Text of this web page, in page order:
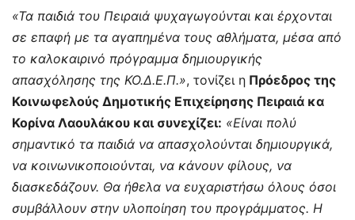
«Τα παιδιά του Πειραιά ψυχαγωγούνται και έρχονται
σε επαφή με τα αγαπημένα τους αθλήματα, μέσα από
το καλοκαιρινό πρόγραμμα δημιουργικής
απασχόλησης της ΚΟ.Δ.Ε.Π.», τονίζει η Πρόεδρος της
Κοινωφελούς Δημοτικής Επιχείρησης Πειραιά κα
Κορίνα Λαουλάκου και συνεχίζει: «Είναι πολύ
σημαντικό τα παιδιά να απασχολούνται δημιουργικά,
να κοινωνικοποιούνται, να κάνουν φίλους, να
διασκεδάζουν. Θα ήθελα να ευχαριστήσω όλους όσοι
συμβάλλουν στην υλοποίηση του προγράμματος. Η